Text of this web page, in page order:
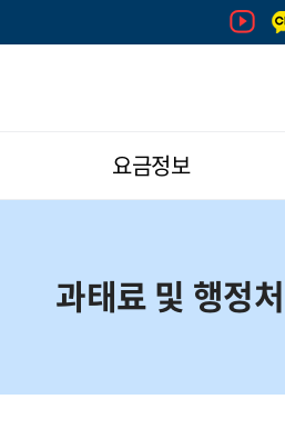
요금정보
과태료 및 행정